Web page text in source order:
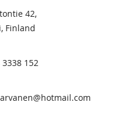
42,
Finland
3338 152